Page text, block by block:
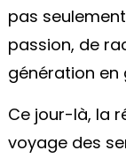
pas
passion, de
génération en
Ce jour-là, la
voyage des